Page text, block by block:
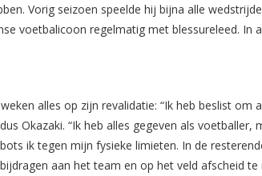
Vorig seizoen speelde hij bijna alle
voetbalicoon regelmatig met blessureleed. In
alles op zijn revalidatie: “Ik heb beslist om
Okazaki. “Ik heb alles gegeven als
ik tegen mijn fysieke limieten. In de
aan het team en op het veld afscheid te